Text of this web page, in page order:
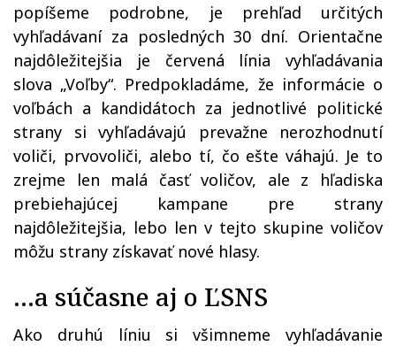
popíšeme podrobne, je prehľad určitých
vyhľadávaní za posledných 30 dní. Orientačne
najdôležitejšia je červená línia vyhľadávania
slova „Voľby“. Predpokladáme, že informácie o
voľbách a kandidátoch za jednotlivé politické
strany si vyhľadávajú prevažne nerozhodnutí
voliči, prvovoliči, alebo tí, čo ešte váhajú. Je to
zrejme len malá časť voličov, ale z hľadiska
prebiehajúcej kampane pre strany
najdôležitejšia, lebo len v tejto skupine voličov
môžu strany získavať nové hlasy.
…a súčasne aj o ĽSNS
Ako druhú líniu si všimneme vyhľadávanie